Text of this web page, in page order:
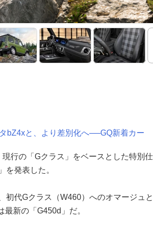
bZ4xと、より差別化へ──GQ新着カー
現行の「Gクラス」をベースとした特別
を発表した。
初代Gクラス（W460）へのオマージュ
新の「G450d」だ。